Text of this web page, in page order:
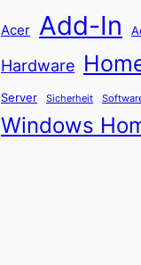
Acer Add-In
Hardware
Server Sicherheit
Windows